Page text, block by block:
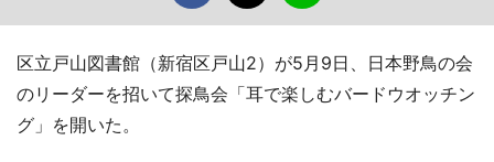
区立戸山図書館（新宿区戸山2）が5月9日、日本野鳥の会
のリーダーを招いて探鳥会「耳で楽しむバードウオッチン
グ」を開いた。